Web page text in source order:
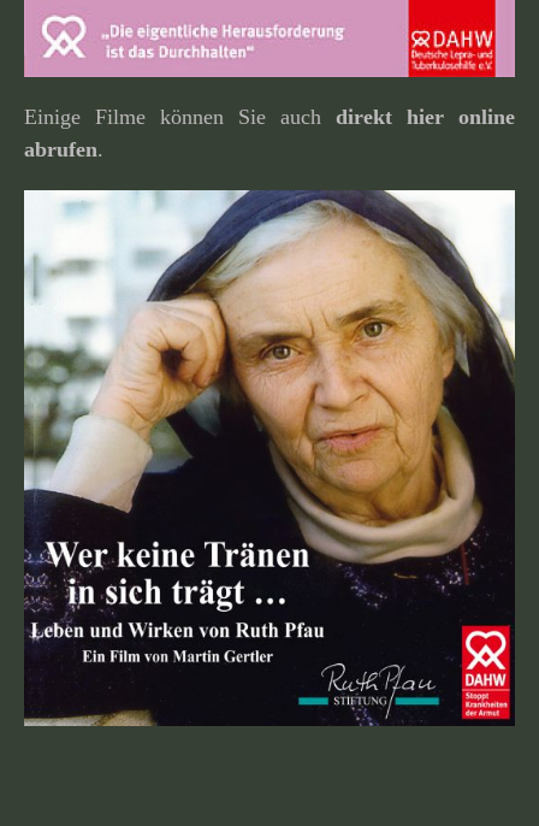
Einige Filme können Sie auch direkt hier online
abrufen.